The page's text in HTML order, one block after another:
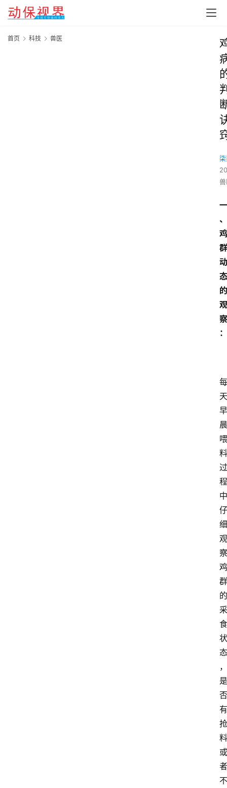
首页 科技 兽医
一
、
鸡
群
动
态
的
观
察
：
每
天
早
晨
喂
料
过
程
中
仔
细
观
察
鸡
群
的
采
食
状
态
，
是
否
有
抢
料
或
者
不